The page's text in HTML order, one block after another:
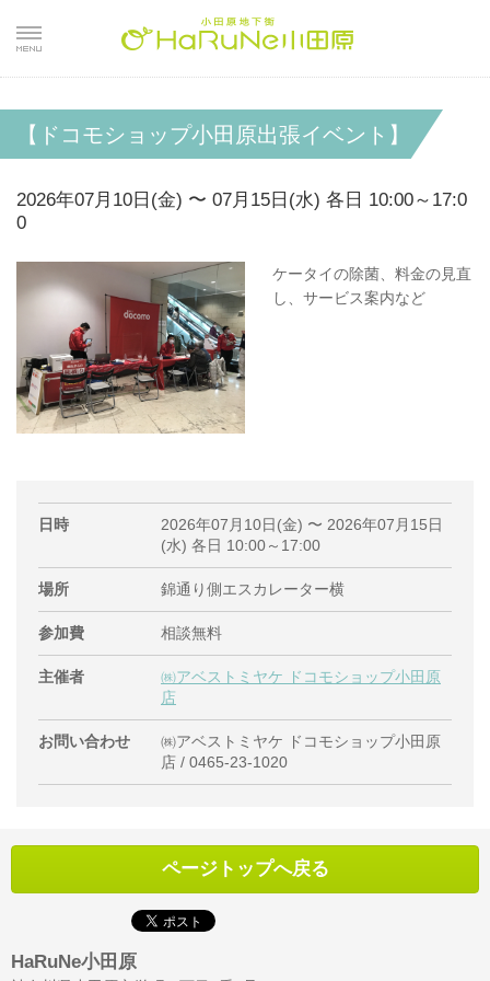
【ドコモショップ小田原出張イベント】
2026年07月10日(金) 〜 07月15日(水) 各日 10:00～17:0
0
ケータイの除菌、料金の見直
し、サービス案内など
日時
2026年07月10日(金) 〜 2026年07月15日
(水) 各日 10:00～17:00
場所 錦通り側エスカレーター横
参加費 相談無料
主催者
㈱アベストミヤケ ドコモショップ小田原
店
お問い合わせ
㈱アベストミヤケ ドコモショップ小田原
店 / 0465-23-1020
ページトップへ戻る
HaRuNe小田原